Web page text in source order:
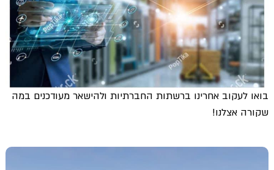
בואו לעקוב אחרינו ברשתות החברתיות ולהישאר מעודכנים במה
שקורה אצלנו!